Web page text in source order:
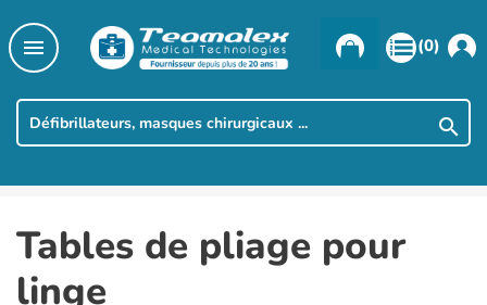
 (0)

Tables de pliage pour
linge